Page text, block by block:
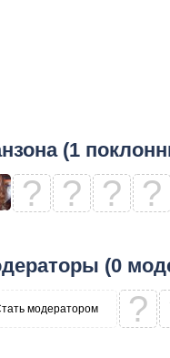
(1
? ? ? ?
(0
модератором ?